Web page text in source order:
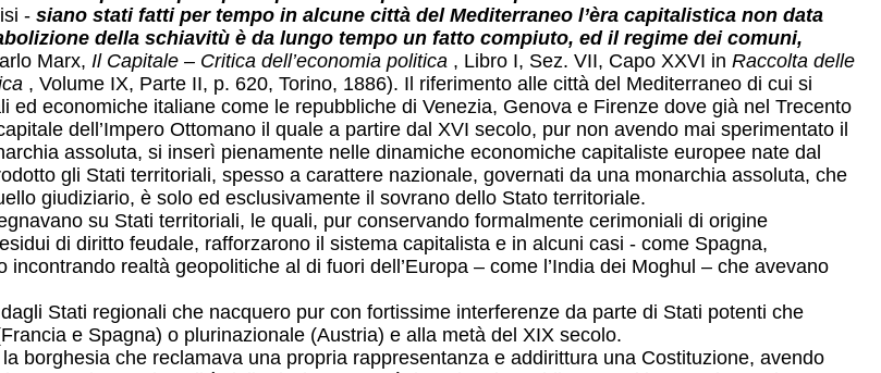
- siano stati fatti per tempo in alcune città del Mediterraneo l’èra capitalistica non data
della schiavitù è da lungo tempo un fatto compiuto, ed il regime dei comuni,
Marx, Il Capitale – Critica dell’economia politica, Libro I, Sez. VII, Capo XXVI in Raccolta delle
, Volume IX, Parte II, p. 620, Torino, 1886). Il riferimento alle città del Mediterraneo di cui si
economiche italiane come le repubbliche di Venezia, Genova e Firenze dove già nel Trecento
dell’Impero Ottomano il quale a partire dal XVI secolo, pur non avendo mai sperimentato il
assoluta, si inserì pienamente nelle dinamiche economiche capitaliste europee nate dal
gli Stati territoriali, spesso a carattere nazionale, governati da una monarchia assoluta, che
giudiziario, è solo ed esclusivamente il sovrano dello Stato territoriale.
su Stati territoriali, le quali, pur conservando formalmente cerimoniali di origine
di diritto feudale, rafforzarono il sistema capitalista e in alcuni casi - come Spagna,
realtà geopolitiche al di fuori dell’Europa – come l’India dei Moghul – che avevano
Stati regionali che nacquero pur con fortissime interferenze da parte di Stati potenti che
e Spagna) o plurinazionale (Austria) e alla metà del XIX secolo.
borghesia che reclamava una propria rappresentanza e addirittura una Costituzione, avendo